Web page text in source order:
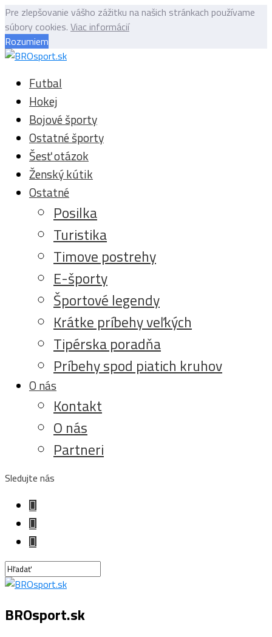
Pre zlepšovanie vášho zážitku na našich stránkach používame
súbory cookies. Viac informácií
Rozumiem
Futbal
Hokej
Bojové športy
Ostatné športy
Šesť otázok
Ženský kútik
Ostatné
Posilka
Turistika
Timove postrehy
E-športy
Športové legendy
Krátke príbehy veľkých
Tipérska poradňa
Príbehy spod piatich kruhov
O nás
Kontakt
O nás
Partneri
Sledujte nás
BROsport.sk